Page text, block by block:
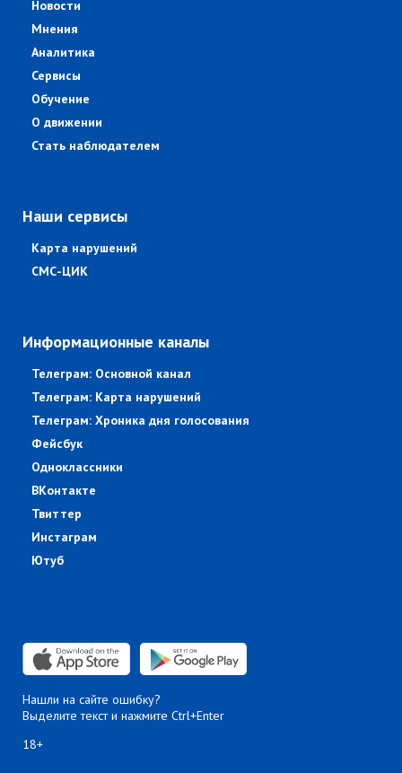
Новости
Мнения
Аналитика
Сервисы
Обучение
О движении
Стать наблюдателем
Наши сервисы
Карта нарушений
СМС-ЦИК
Информационные каналы
Телеграм: Основной канал
Телеграм: Карта нарушений
Телеграм: Хроника дня голосования
Фейсбук
Одноклассники
ВКонтакте
Твиттер
Инстаграм
Ютуб
Нашли на сайте ошибку?
Выделите текст и нажмите Ctrl+Enter
18+